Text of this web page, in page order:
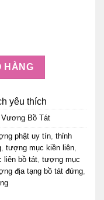
bột đá hoa văn viền
HÀNG
yêu thích
Bồ Tát
phật uy tín thỉnh
tượng mục kiền liên
liên bồ tát tượng mục
địa tạng bồ tát đứng